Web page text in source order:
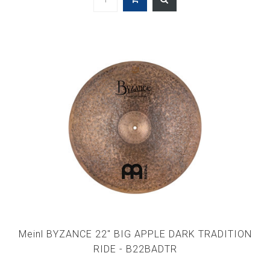
Meinl BYZANCE 22" BIG APPLE DARK TRADITION
RIDE - B22BADTR